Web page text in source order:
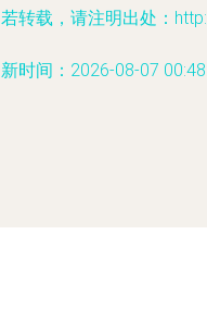
转载，请注明出处：
时间：2026-08-07